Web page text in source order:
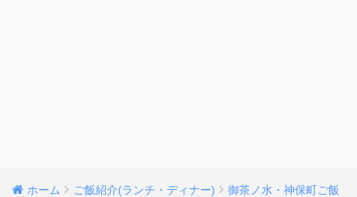
ホーム ご飯紹介(ランチ・ディナー) 御茶ノ水・神保町ご飯